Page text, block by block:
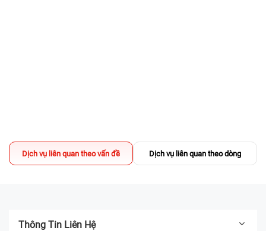
Địa chỉ thay pin iPhone UY TÍN TPHCM -
Bệnh Viện Điện Thoại, Laptop 24h
Dịch vụ liên quan theo vấn đề Dịch vụ liên quan theo dòng
Thông Tin Liên Hệ